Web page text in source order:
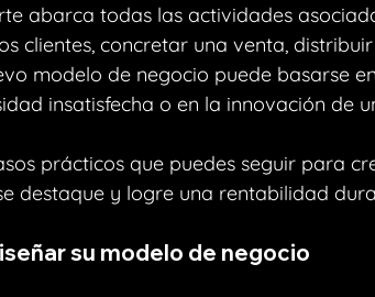
abarca todas las actividades
clientes, concretar una venta,
modelo de negocio puede basarse
insatisfecha o en la innovación de
prácticos que puedes seguir para
destaque y logre una rentabilidad
su modelo de negocio